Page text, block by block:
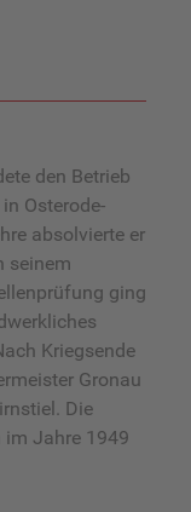
den Betrieb
Osterode-
absolvierte er
seinem
ging
Kriegsende
Gronau
Die
im Jahre 1949